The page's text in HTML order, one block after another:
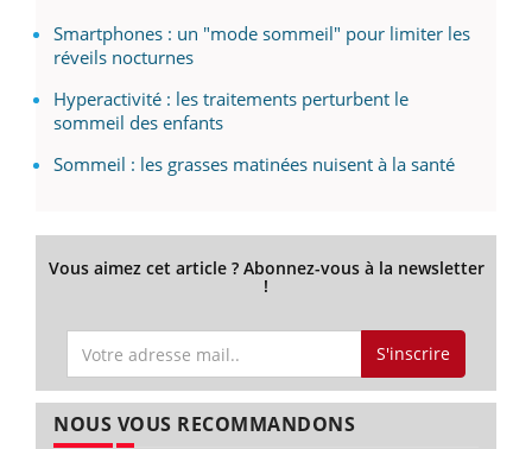
Smartphones : un "mode sommeil" pour limiter les
réveils nocturnes
Hyperactivité : les traitements perturbent le
sommeil des enfants
Sommeil : les grasses matinées nuisent à la santé
Vous aimez cet article ? Abonnez-vous à la newsletter
!
S'inscrire
NOUS VOUS RECOMMANDONS